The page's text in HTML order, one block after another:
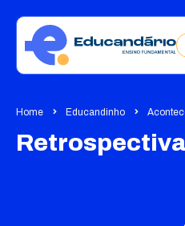
Home Educandinho